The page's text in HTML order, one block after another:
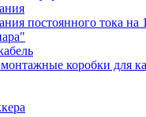
постоянного тока на
коробки для